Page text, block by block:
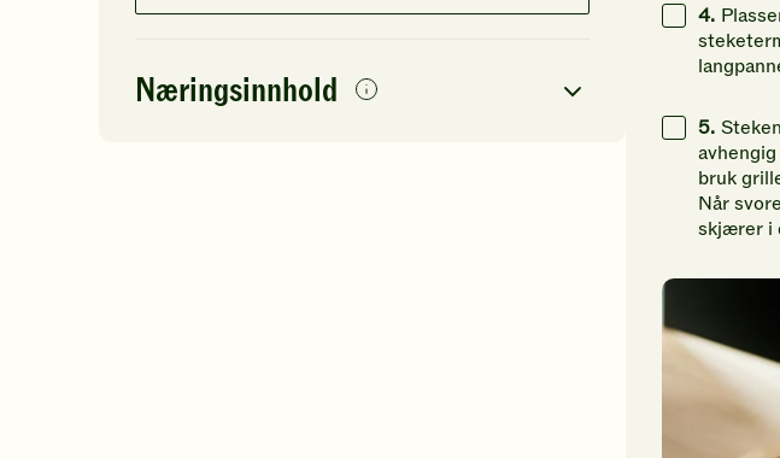
Næringsinnhold
4.
5.
bruk
Når
skjærer i